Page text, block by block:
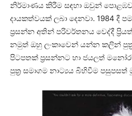
නිර්මාණය කිරීම සඳහා ඔවුන්
දායකත්වයක් ලබා දෙනවා. 1984 දී
ප්‍රසන්න අතින් පරිවර්තනය වෙද්දී
නමුත් ඔහු ලංකාවෙන් යන්න කලින්
පිටපතක් ප්‍රසන්නට හා ජයලත්
පුත්‍ර සමාගම නාට්‍යය බිහිවීම පසුපසත්